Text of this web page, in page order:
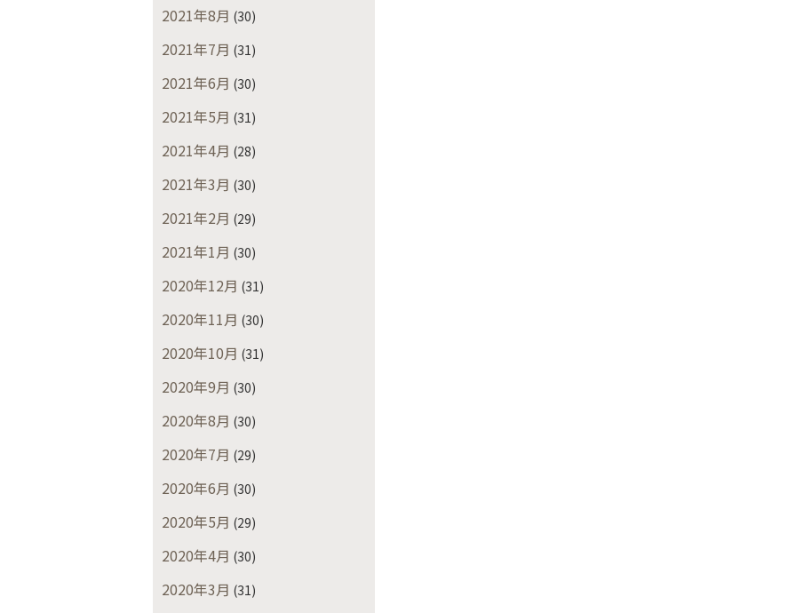
2021年8月 (30)
2021年7月 (31)
2021年6月 (30)
2021年5月 (31)
2021年4月 (28)
2021年3月 (30)
2021年2月 (29)
2021年1月 (30)
2020年12月 (31)
2020年11月 (30)
2020年10月 (31)
2020年9月 (30)
2020年8月 (30)
2020年7月 (29)
2020年6月 (30)
2020年5月 (29)
2020年4月 (30)
2020年3月 (31)